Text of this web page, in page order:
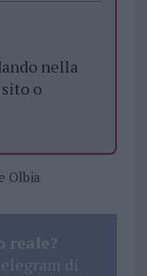
nella
o
Olbia
reale?
di